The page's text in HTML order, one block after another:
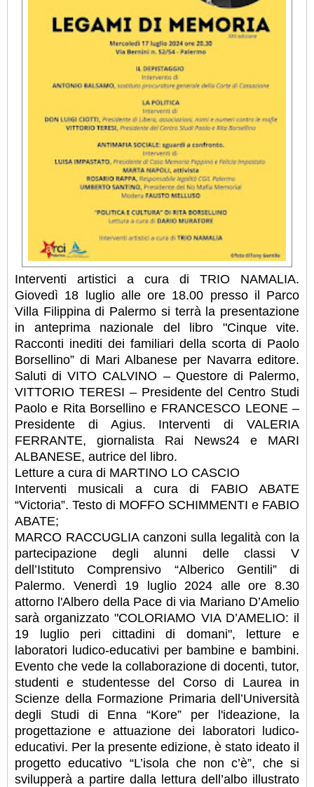
Interventi artistici a cura di TRIO NAMALIA.
Giovedì 18 luglio alle ore 18.00 presso il Parco
Villa Filippina di Palermo si terrà la presentazione
in anteprima nazionale del libro "Cinque vite.
Racconti inediti dei familiari della scorta di Paolo
Borsellino” di Mari Albanese per Navarra editore.
Saluti di VITO CALVINO – Questore di Palermo,
VITTORIO TERESI – Presidente del Centro Studi
Paolo e Rita Borsellino e FRANCESCO LEONE –
Presidente di Agius. Interventi di VALERIA
FERRANTE, giornalista Rai News24 e MARI
ALBANESE, autrice del libro.
Letture a cura di MARTINO LO CASCIO
Interventi musicali a cura di FABIO ABATE
“Victoria”. Testo di MOFFO SCHIMMENTI e FABIO
ABATE;
MARCO RACCUGLIA canzoni sulla legalità con la
partecipazione degli alunni delle classi V
dell’Istituto Comprensivo “Alberico Gentili” di
Palermo. Venerdì 19 luglio 2024 alle ore 8.30
attorno l'Albero della Pace di via Mariano D’Amelio
sarà organizzato "COLORIAMO VIA D’AMELIO: il
19 luglio peri cittadini di domani", letture e
laboratori ludico-educativi per bambine e bambini.
Evento che vede la collaborazione di docenti, tutor,
studenti e studentesse del Corso di Laurea in
Scienze della Formazione Primaria dell’Università
degli Studi di Enna “Kore” per l'ideazione, la
progettazione e attuazione dei laboratori ludico-
educativi. Per la presente edizione, è stato ideato il
progetto educativo “L’isola che non c’è”, che si
svilupperà a partire dalla lettura dell’albo illustrato